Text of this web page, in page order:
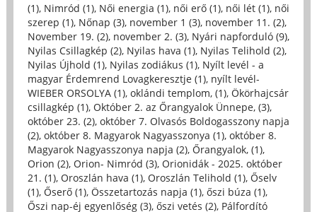
(1), Nimród (1), Női energia (1), női erő (1), női lét (1), női
szerep (1), Nőnap (3), november 1 (3), november 11. (2),
November 19. (2), november 2. (3), Nyári napforduló (9),
Nyilas Csillagkép (2), Nyilas hava (1), Nyilas Telihold (2),
Nyilas Újhold (1), Nyilas zodiákus (1), Nyílt levél - a
magyar Érdemrend Lovagkeresztje (1), nyílt levél-
WIEBER ORSOLYA (1), oklándi templom, (1), Ökörhajcsár
csillagkép (1), Október 2. az Őrangyalok Ünnepe, (3),
október 23. (2), október 7. Olvasós Boldogasszony napja
(2), október 8. Magyarok Nagyasszonya (1), október 8.
Magyarok Nagyasszonya napja (2), Őrangyalok, (1),
Orion (2), Orion- Nimród (3), Orionidák - 2025. október
21. (1), Oroszlán hava (1), Oroszlán Telihold (1), Őselv
(1), Őserő (1), Összetartozás napja (1), őszi búza (1),
Őszi nap-éj egyenlőség (3), őszi vetés (2), Pálfordító